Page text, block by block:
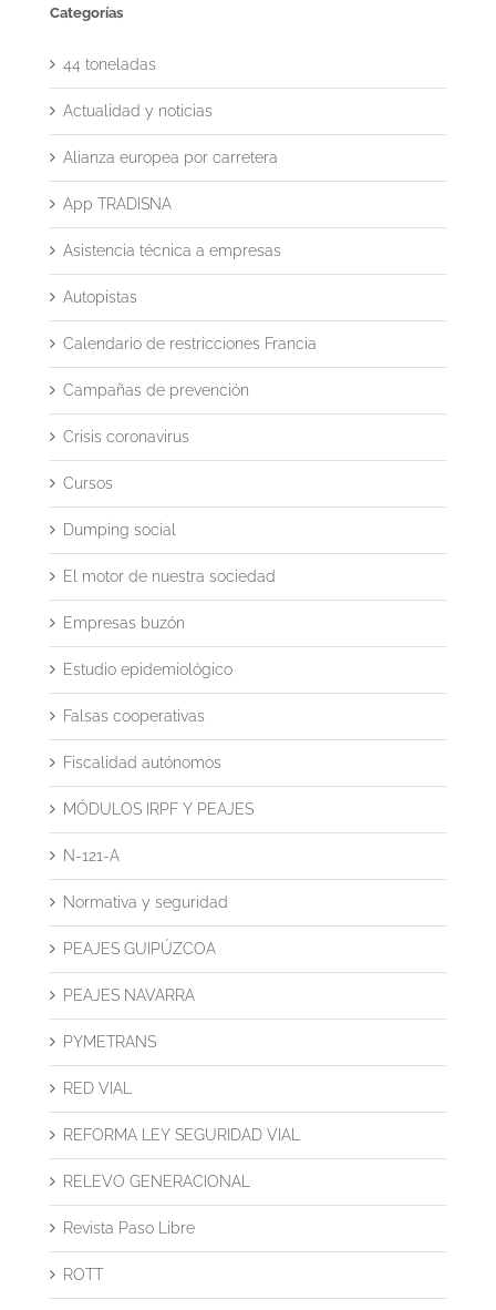
Categorías
44 toneladas
Actualidad y noticias
Alianza europea por carretera
App TRADISNA
Asistencia técnica a empresas
Autopistas
Calendario de restricciones Francia
Campañas de prevención
Crisis coronavirus
Cursos
Dumping social
El motor de nuestra sociedad
Empresas buzón
Estudio epidemiológico
Falsas cooperativas
Fiscalidad autónomos
MÓDULOS IRPF Y PEAJES
N-121-A
Normativa y seguridad
PEAJES GUIPÚZCOA
PEAJES NAVARRA
PYMETRANS
RED VIAL
REFORMA LEY SEGURIDAD VIAL
RELEVO GENERACIONAL
Revista Paso Libre
ROTT